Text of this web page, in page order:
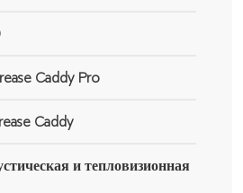
Caddy Pro
Caddy
и тепловизионная